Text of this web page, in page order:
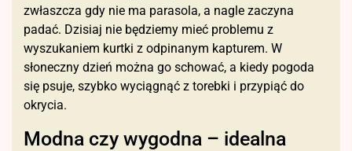
zwłaszcza gdy nie ma parasola, a nagle zaczyna
padać. Dzisiaj nie będziemy mieć problemu z
wyszukaniem kurtki z odpinanym kapturem. W
słoneczny dzień można go schować, a kiedy pogoda
się psuje, szybko wyciągnąć z torebki i przypiąć do
okrycia.
Modna czy wygodna – idealna